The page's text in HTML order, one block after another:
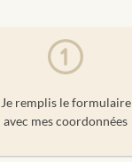
Je remplis le formulaire
avec mes coordonnées